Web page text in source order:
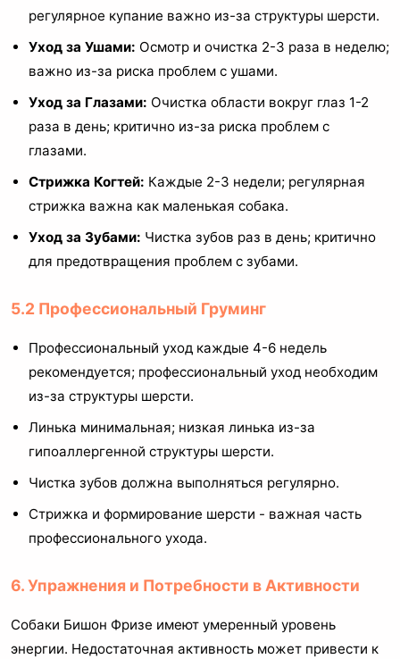
регулярное купание важно из-за структуры шерсти.
Уход за Ушами: Осмотр и очистка 2-3 раза в неделю;
важно из-за риска проблем с ушами.
Уход за Глазами: Очистка области вокруг глаз 1-2
раза в день; критично из-за риска проблем с
глазами.
Стрижка Когтей: Каждые 2-3 недели; регулярная
стрижка важна как маленькая собака.
Уход за Зубами: Чистка зубов раз в день; критично
для предотвращения проблем с зубами.
5.2 Профессиональный Груминг
Профессиональный уход каждые 4-6 недель
рекомендуется; профессиональный уход необходим
из-за структуры шерсти.
Линька минимальная; низкая линька из-за
гипоаллергенной структуры шерсти.
Чистка зубов должна выполняться регулярно.
Стрижка и формирование шерсти - важная часть
профессионального ухода.
6. Упражнения и Потребности в Активности
Собаки Бишон Фризе имеют умеренный уровень
энергии. Недостаточная активность может привести к